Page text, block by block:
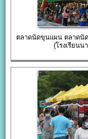
ตลาดนัดขุนแผน ตลาดนั
(โรงเรียนน